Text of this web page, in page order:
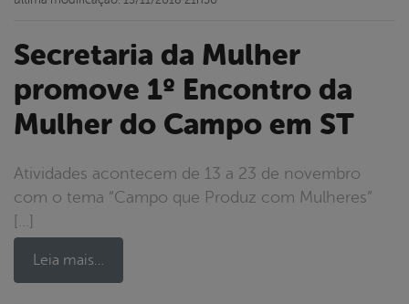
Secretaria da Mulher
promove 1º Encontro da
Mulher do Campo em ST
Atividades acontecem de 13 a 23 de novembro
com o tema “Campo que Produz com Mulheres”
[…]
Leia mais…